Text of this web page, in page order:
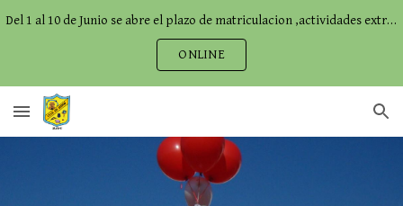
Del 1 al 10 de Junio se abre el plazo de matriculacion ,actividades extraescolares,comedor...
ONLINE